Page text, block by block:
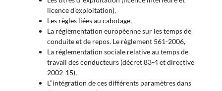
licence d’exploitation),
Les règles liées au cabotage,
La réglementation européenne sur les temps de
conduite et de repos. Le règlement 561-2006,
La réglementation sociale relative au temps de
travail des conducteurs (décret 83-4 et directive
2002-15),
L’’intégration de ces différents paramètres dans